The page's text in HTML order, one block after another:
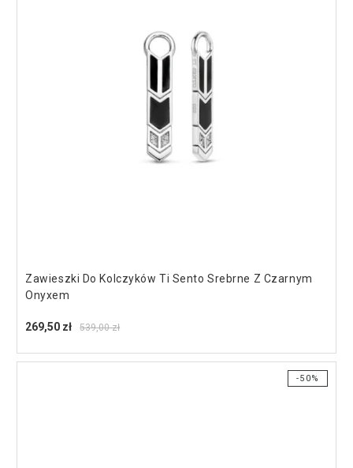
Zawieszki Do Kolczyków Ti Sento Srebrne Z Czarnym
Onyxem
539,00 zł
269,50 zł
-50%